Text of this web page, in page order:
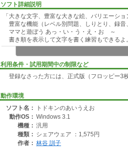
ソフト詳細説明
「大きな文字、豊富な大きな絵、バリエーシ
豊富な機能（レベル別問題、しりとり、録音
ママと遊ぼう あっ・い・う・え・お ～
書き順を表示して文字を書く練習もできるよ
幼児（２才から６才、特に３～４才）の為の
りでできるかな？
大きな文字と大きな絵がでて、文字と言葉を
ら遊んでください。１文字につき３つまでの
問題を出したり、しりとりをしたりできるの
書き順表示機能と書く練習のできる機能を追
アップしたバージョンは、データ量を抑える
音ファイル(WAV)を納めました。絵と音は制
利用条件・試用期間中の制限など
登録なさった方には、正式版（フロッピー3
動作環境
ソフト名：
トドキンのあいうえお
動作OS： Windows 3.1
機種： 汎用
種類： シェアウェア ：1,575円
作者： 林谷 訓子